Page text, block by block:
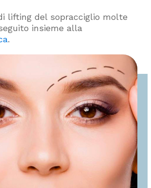
lifting del sopracciglio molte
insieme alla
.